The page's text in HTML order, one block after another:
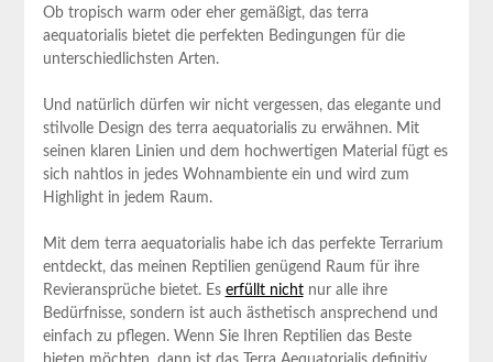
Ob tropisch warm oder eher gemäßigt, das terra
aequatorialis bietet die perfekten Bedingungen für die
unterschiedlichsten Arten.
Und natürlich dürfen wir nicht vergessen, das elegante und
stilvolle Design des terra aequatorialis zu erwähnen. Mit
seinen klaren Linien und dem hochwertigen Material fügt es
sich nahtlos in jedes Wohnambiente ein und wird zum
Highlight in jedem Raum.
Mit dem terra aequatorialis habe ich das perfekte Terrarium
entdeckt, das meinen Reptilien genügend Raum für ihre
Revieransprüche bietet. Es erfüllt nichtnur alle ihre
Bedürfnisse, sondern ist auch ästhetisch ansprechend und
einfach zu pflegen. Wenn Sie Ihren Reptilien das Beste